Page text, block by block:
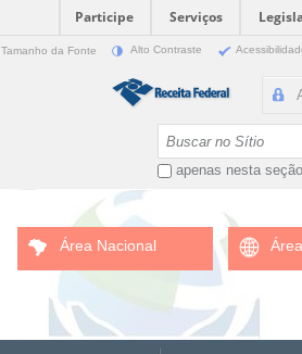
Participe Serviços
Tamanho da Fonte Alto Contraste
apenas nesta seção
Área Nacional